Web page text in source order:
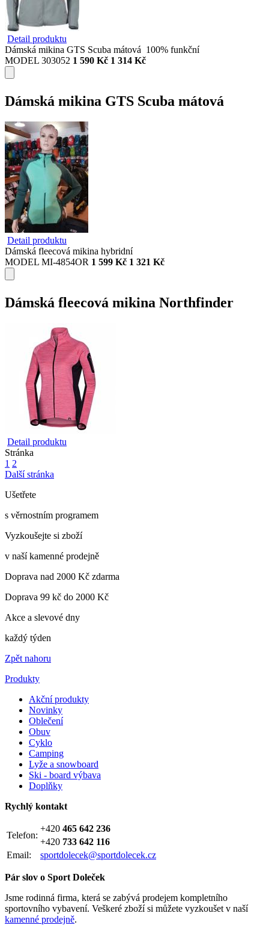
Detail produktu
Dámská mikina GTS Scuba mátová 100% funkční
MODEL 303052 1 590 Kč 1 314 Kč
Dámská mikina GTS Scuba mátová
Detail produktu
Dámská fleecová mikina hybridní
MODEL MI-4854OR 1 599 Kč 1 321 Kč
Dámská fleecová mikina Northfinder
Detail produktu
Stránka
1 2
Další stránka
Ušetřete
s věrnostním programem
Vyzkoušejte si zboží
v naší kamenné prodejně
Doprava nad 2000 Kč zdarma
Doprava 99 kč do 2000 Kč
Akce a slevové dny
každý týden
Zpět nahoru
Produkty
Akční produkty
Novinky
Oblečení
Obuv
Cyklo
Camping
Lyže a snowboard
Ski - board výbava
Doplňky
Rychlý kontakt
Telefon:
+420 465 642 236
+420 733 642 116
Email:
sportdolecek@sportdolecek.cz
Pár slov o Sport Doleček
Jsme rodinná firma, která se zabývá prodejem kompletního
sportovního vybavení. Veškeré zboží si můžete vyzkoušet v naší
kamenné prodejně.